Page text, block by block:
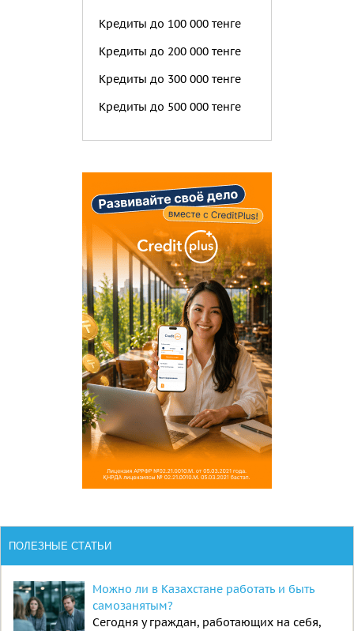
Кредиты до 100 000 тенге
Кредиты до 200 000 тенге
Кредиты до 300 000 тенге
Кредиты до 500 000 тенге
ПОЛЕЗНЫЕ СТАТЬИ
Можно ли в Казахстане работать и быть
самозанятым?
Сегодня у граждан, работающих на себя,